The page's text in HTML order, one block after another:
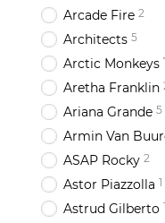
Arcade Fire 2
Architects 5
Arctic Monkeys
Aretha Franklin
Ariana Grande 5
Armin Van
ASAP Rocky 2
Astor Piazzolla 1
Astrud Gilberto 1